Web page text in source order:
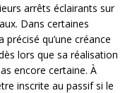
arrêts éclairants sur
Dans certaines
qu’une créance
lors que sa réalisation
encore certaine. À
inscrite au passif si le